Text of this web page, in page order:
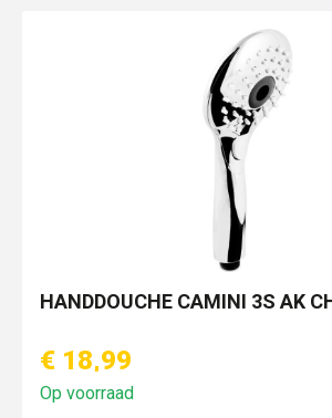
HANDDOUCHE CAMINI 3S AK
€ 18,99
Op voorraad